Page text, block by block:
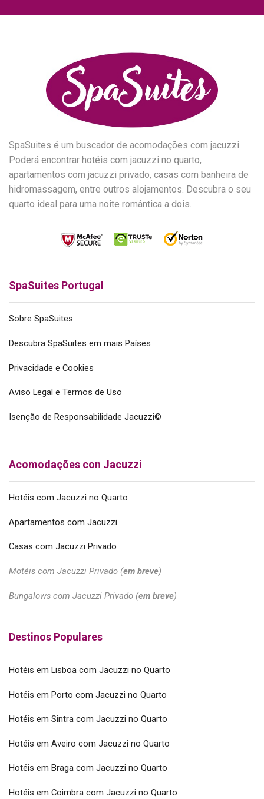
SpaSuites é um buscador de acomodações com jacuzzi.
Poderá encontrar hotéis com jacuzzi no quarto,
apartamentos com jacuzzi privado, casas com banheira de
hidromassagem, entre outros alojamentos. Descubra o seu
quarto ideal para uma noite romântica a dois.
SpaSuites Portugal
Sobre SpaSuites
Descubra SpaSuites em mais Países
Privacidade e Cookies
Aviso Legal e Termos de Uso
Isenção de Responsabilidade Jacuzzi©
Acomodações con Jacuzzi
Hotéis com Jacuzzi no Quarto
Apartamentos com Jacuzzi
Casas com Jacuzzi Privado
Motéis com Jacuzzi Privado (em breve)
Bungalows com Jacuzzi Privado (em breve)
Destinos Populares
Hotéis em Lisboa com Jacuzzi no Quarto
Hotéis em Porto com Jacuzzi no Quarto
Hotéis em Sintra com Jacuzzi no Quarto
Hotéis em Aveiro com Jacuzzi no Quarto
Hotéis em Braga com Jacuzzi no Quarto
Hotéis em Coimbra com Jacuzzi no Quarto